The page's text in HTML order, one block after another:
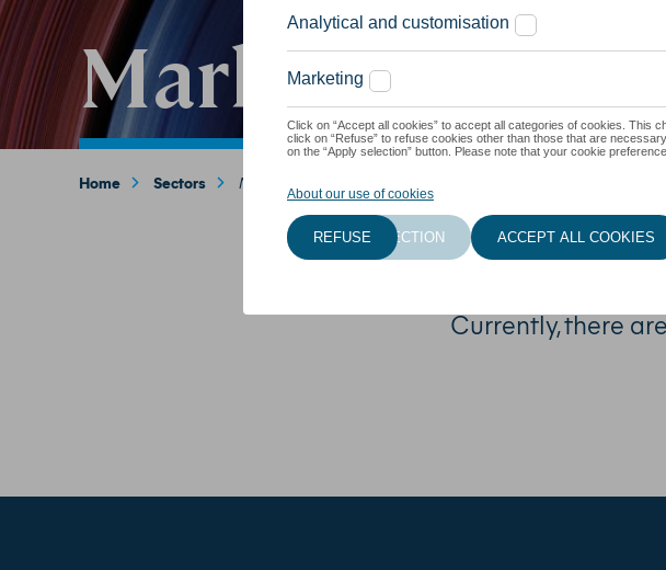
Marketing &
Breadcrumb
Home Sectors Marketing & Communication
Currently, there